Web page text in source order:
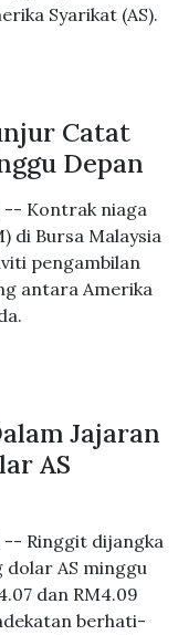
Syarikat (AS).
Catat
Depan
-- Kontrak niaga
di Bursa Malaysia
pengambilan
antara Amerika
Jajaran
AS
-- Ringgit dijangka
dolar AS minggu
dan RM4.09
berhati-